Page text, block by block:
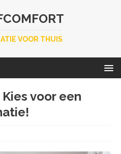
VOOR THUIS
voor een